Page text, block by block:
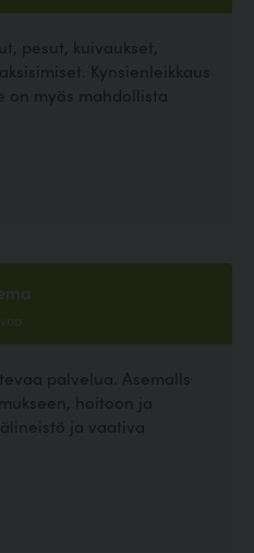
pesut, kuivaukset,
Kynsienleikkaus
on myös mahdollista
palvelua. Asemalls
hoitoon ja
ja vaativa